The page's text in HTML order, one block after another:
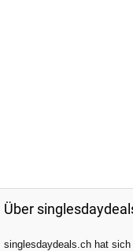
Über
singlesdaydeals.ch hat